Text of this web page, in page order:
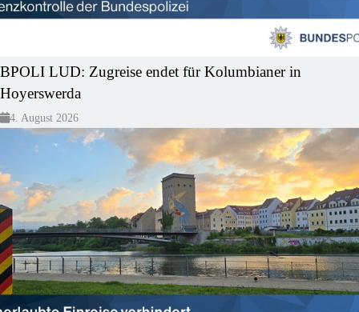
BPOLI LUD: Zugreise endet für Kolumbianer in
Hoyerswerda
4. August 2026